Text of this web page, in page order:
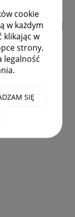
cookie
w każdym
klikając w
strony.
legalność
SIĘ
pilnie
sprawdzić